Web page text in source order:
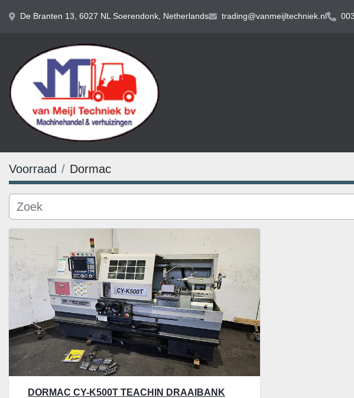
De Branten 13, 6027 NL Soerendonk, Netherlands trading@vanmeijltechniek.nl
Voorraad Dormac
DORMAC CY-K500T TEACHIN DRAAIBANK